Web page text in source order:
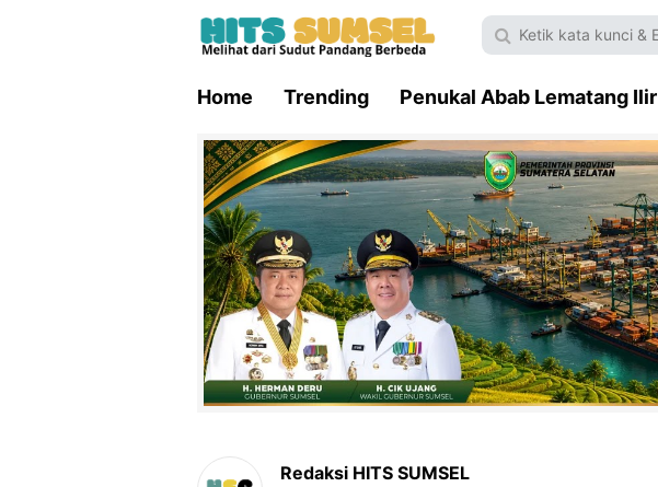
Home Trending Penukal Abab Lematang Ilir
Redaksi HITS SUMSEL